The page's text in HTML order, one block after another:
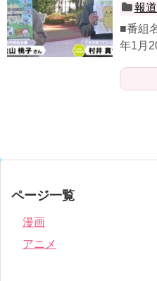
報
■番組
年1月
ページ一覧
漫画
アニメ